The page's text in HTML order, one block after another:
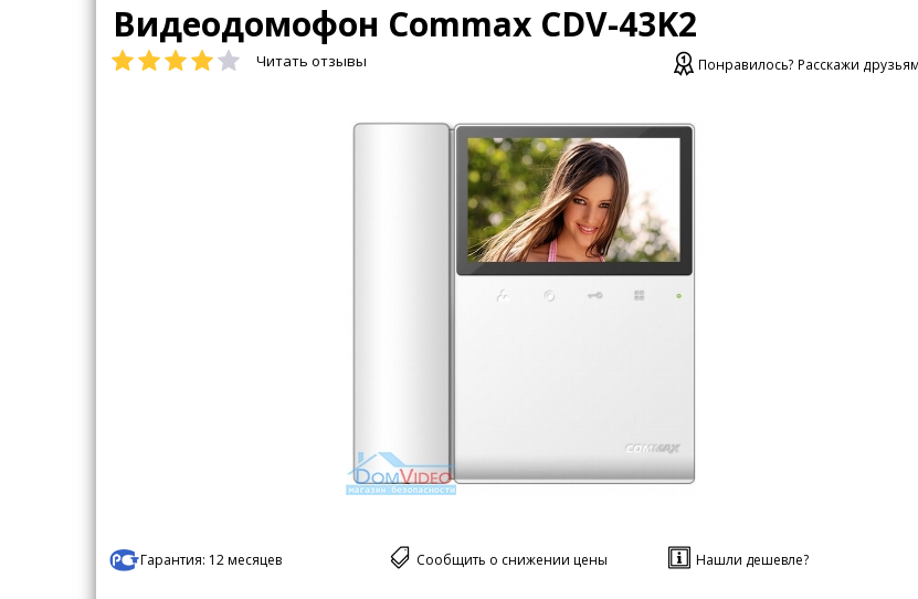
Видеодомофон Commax CDV-43K2
Читать отзывы Понравилось? Расскажи
Гарантия: 12 месяцев Сообщить о снижении цены Нашли дешевле?